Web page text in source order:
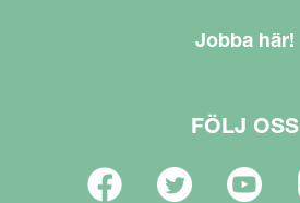
Jobba här!
FÖLJ OSS